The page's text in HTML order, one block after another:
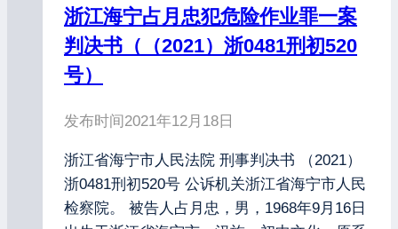
浙江海宁占月忠犯危险作业罪一案
判决书（（2021）浙0481刑初520
号）
发布时间2021年12月18日
浙江省海宁市人民法院 刑事判决书 （2021）
浙0481刑初520号 公诉机关浙江省海宁市人民
检察院。 被告人占月忠，男，1968年9月16日